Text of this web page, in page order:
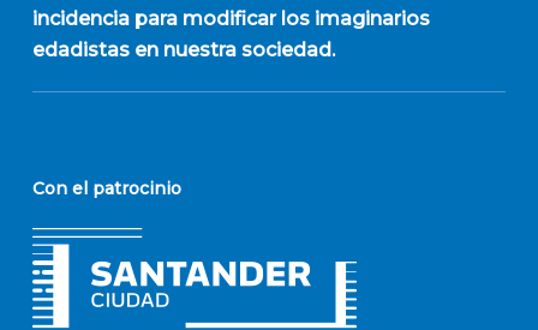
incidencia para modificar los imaginarios
edadistas en nuestra sociedad.
Con el patrocinio